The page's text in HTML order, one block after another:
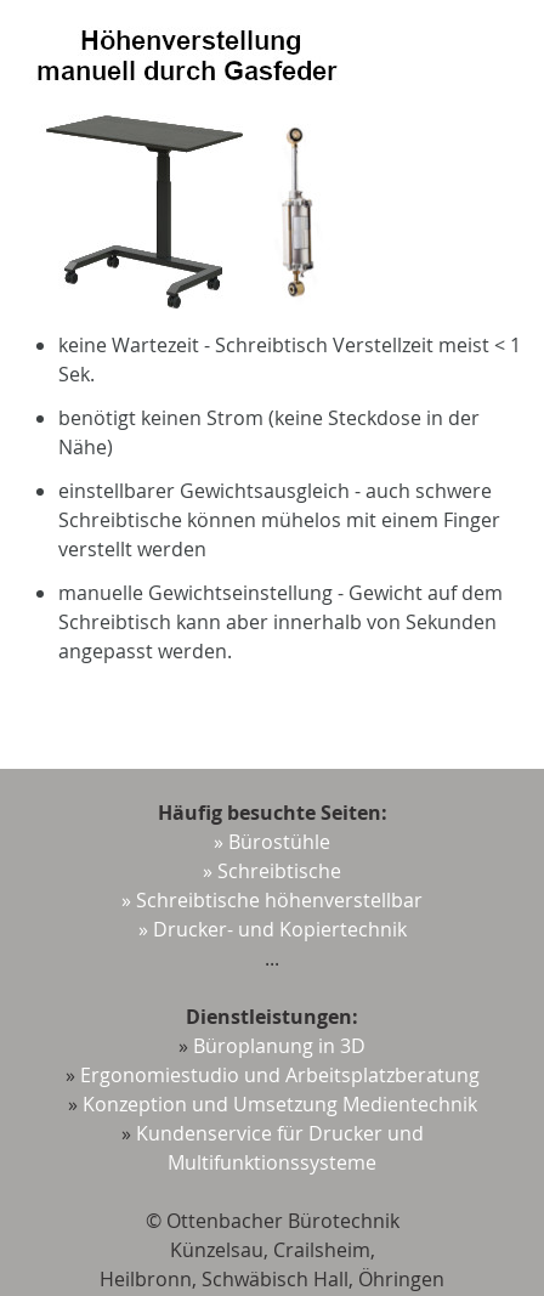
keine Wartezeit - Schreibtisch Verstellzeit meist < 1
Sek.
benötigt keinen Strom (keine Steckdose in der
Nähe)
einstellbarer Gewichtsausgleich - auch schwere
Schreibtische können mühelos mit einem Finger
verstellt werden
manuelle Gewichtseinstellung - Gewicht auf dem
Schreibtisch kann aber innerhalb von Sekunden
angepasst werden.
Häufig besuchte Seiten:
» Bürostühle
» Schreibtische
» Schreibtische höhenverstellbar
» Drucker- und Kopiertechnik
...
Dienstleistungen:
» Büroplanung in 3D
» Ergonomiestudio und Arbeitsplatzberatung
» Konzeption und Umsetzung Medientechnik
» Kundenservice für Drucker und
Multifunktionssysteme
© Ottenbacher Bürotechnik
Künzelsau, Crailsheim,
Heilbronn, Schwäbisch Hall, Öhringen